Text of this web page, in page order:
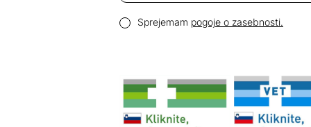
Allpresan
Alter
Heideschäfer
Amos Vital
Pogoji zasebnosti
Sprejemam pogoje o zasebnosti.